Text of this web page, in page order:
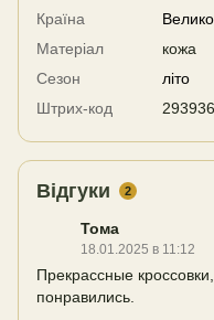
Країна
Матеріал
кожа
Сезон
літо
Штрих-код
Відгуки 2
Тома
18.01.2025 в 11:12
Прекрассные
понравились.